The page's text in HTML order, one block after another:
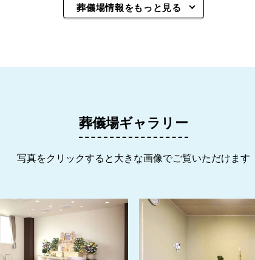
葬儀場情報をもっと見る
葬儀場ギャラリー
写真をクリックすると大きな画像でご覧いただけます